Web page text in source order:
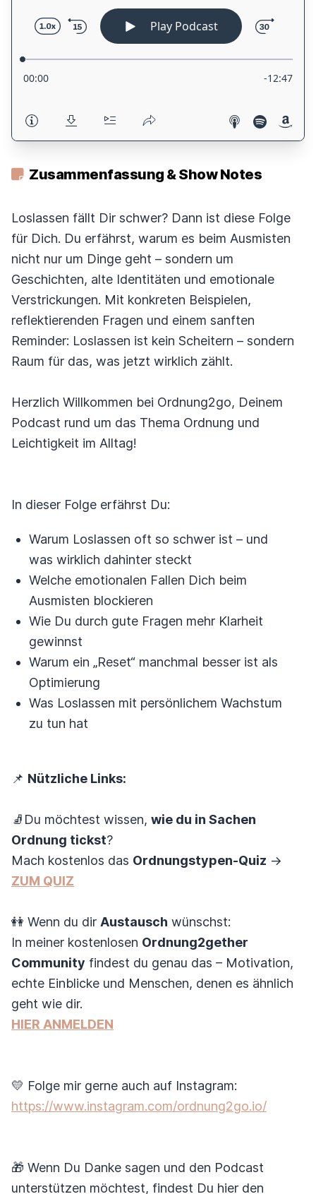
Zusammenfassung & Show Notes
Loslassen fällt Dir schwer? Dann ist diese Folge
für Dich. Du erfährst, warum es beim Ausmisten
nicht nur um Dinge geht – sondern um
Geschichten, alte Identitäten und emotionale
Verstrickungen. Mit konkreten Beispielen,
reflektierenden Fragen und einem sanften
Reminder: Loslassen ist kein Scheitern – sondern
Raum für das, was jetzt wirklich zählt.
Herzlich Willkommen bei Ordnung2go, Deinem
Podcast rund um das Thema Ordnung und
Leichtigkeit im Alltag!
In dieser Folge erfährst Du:
Warum Loslassen oft so schwer ist – und
was wirklich dahinter steckt
Welche emotionalen Fallen Dich beim
Ausmisten blockieren
Wie Du durch gute Fragen mehr Klarheit
gewinnst
Warum ein „Reset“ manchmal besser ist als
Optimierung
Was Loslassen mit persönlichem Wachstum
zu tun hat
📌 Nützliche Links:
🧦Du möchtest wissen, wie du in Sachen
Ordnung tickst?
Mach kostenlos das Ordnungstypen-Quiz →
ZUM QUIZ
👭 Wenn du dir Austausch wünschst:
In meiner kostenlosen Ordnung2gether
Community findest du genau das – Motivation,
echte Einblicke und Menschen, denen es ähnlich
geht wie dir.
HIER ANMELDEN
💛 Folge mir gerne auch auf Instagram:
https://www.instagram.com/ordnung2go.io/
🎁 Wenn Du Danke sagen und den Podcast
unterstützen möchtest, findest Du hier den